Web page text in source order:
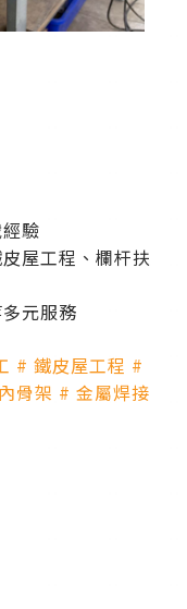
驗
屋工程、欄杆扶
元服務
# 鐵皮屋工程 #
骨架 # 金屬焊接